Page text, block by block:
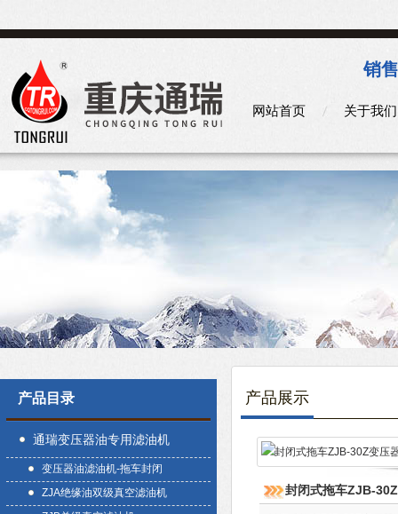
销
网站首页 关于我们
产品目录
通瑞变压器油专用滤油机
变压器油滤油机-拖车封闭
ZJA绝缘油双级真空滤油机
产品展示
封闭式拖车ZJB-